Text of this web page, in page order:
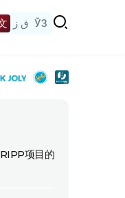
ق ز ЎЗ
项目的